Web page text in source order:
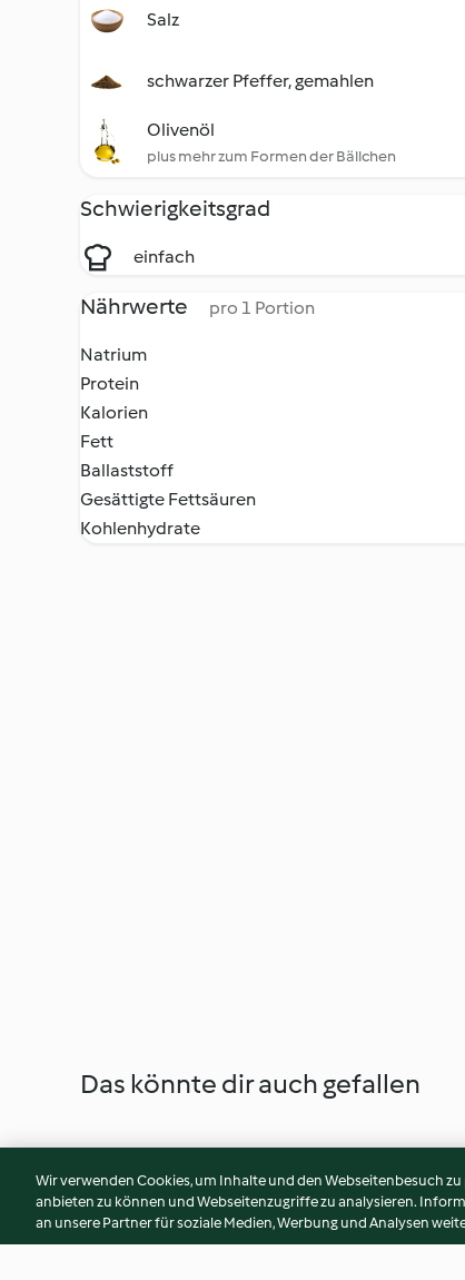
Salz
schwarzer Pfeffer, gemahlen
Olivenöl
plus mehr zum Formen der Bällchen
Schwierigkeitsgrad
einfach
Nährwerte pro 1 Portion
Natrium
Protein
Kalorien
Fett
Ballaststoff
Gesättigte Fettsäuren
Kohlenhydrate
Das könnte dir auch gefallen
Wir verwenden Cookies, um Inhalte und den Webseitenbesuch
anbieten zu können und Webseitenzugriffe zu analysieren.
an unsere Partner für soziale Medien, Werbung und Analysen